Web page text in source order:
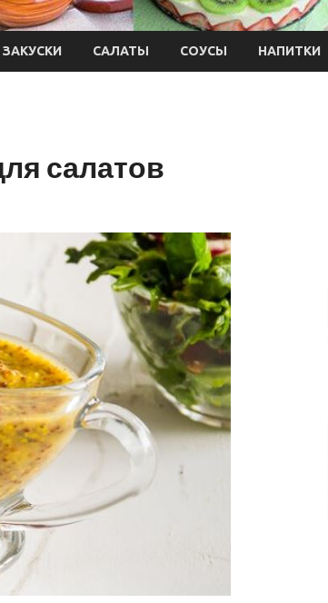
ЗАКУСКИ САЛАТЫ СОУСЫ НАПИТКИ
салатов